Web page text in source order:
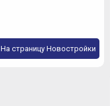
На страницу Новостройки